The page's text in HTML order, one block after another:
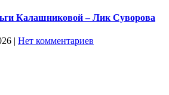
Калашниковой – Лик Суворова
| Нет комментариев